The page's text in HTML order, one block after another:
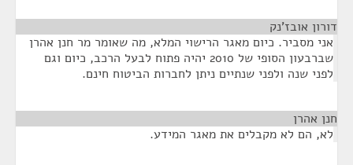
דורון אובז'נק
אני מסביר. כיום מאגר הרישוי המלא, מה שאומר מר חנן אהרן
שברבעון הסופי של 2010 יהיה פתוח לבעל הרכב, כיום וגם
לפני שנה ולפני שנתיים ניתן לחברות הביטוח חינם.
חנן אהרן
לא, הם לא מקבלים את מאגר המידע.